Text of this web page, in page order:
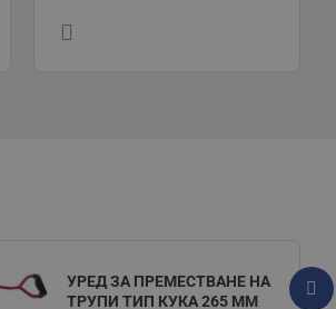
УРЕД ЗА ПРЕМЕСТВАНЕ НА
ТРУПИ ТИП КУКА 265 ММ